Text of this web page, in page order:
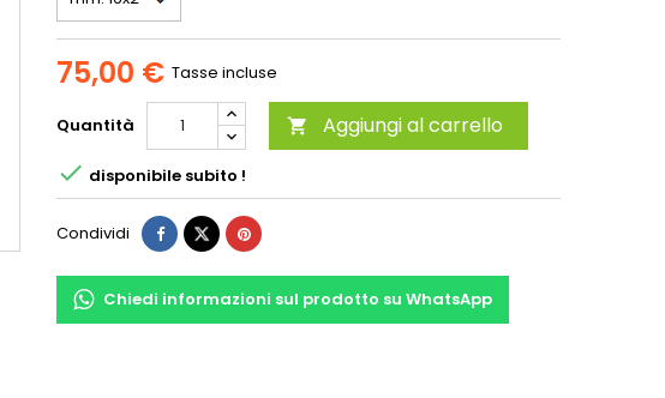
75,00 € Tasse incluse
Quantità  Aggiungi al carrello
 disponibile subito !
Condividi
Chiedi informazioni sul prodotto su WhatsApp